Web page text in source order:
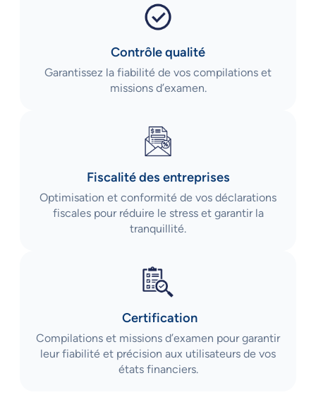
Contrôle qualité
Garantissez la fiabilité de vos compilations et
missions d’examen.
Fiscalité des entreprises
Optimisation et conformité de vos déclarations
fiscales pour réduire le stress et garantir la
tranquillité.
Certification
Compilations et missions d’examen pour garantir
leur fiabilité et précision aux utilisateurs de vos
états financiers.